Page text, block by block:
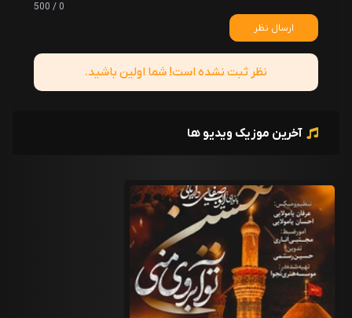
0 / 500
ارسال نظر
نظر ثبت نشده است! شما اولین باشید.
آخرین موزیک ویدیو ها